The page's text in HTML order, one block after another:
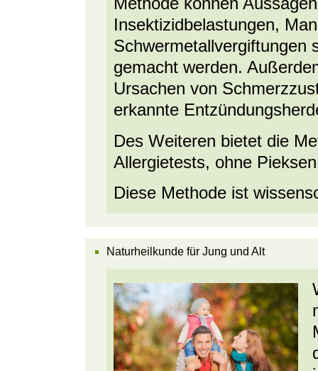
Insektizidbelastungen,
Schwermetallvergiftungen
gemacht werden.
Ursachen von
erkannte
Des Weiteren bietet die
Allergietests, ohne
Diese Methode ist
Naturheilkunde für Jung und Alt